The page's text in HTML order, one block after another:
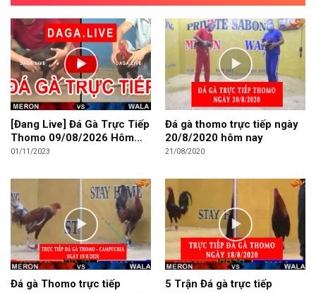
[Đang Live] Đá Gà Trực Tiếp
Thomo 09/08/2026 Hôm
Nay
01/11/2023
Đá gà thomo trực tiếp ngày
20/8/2020 hôm nay
21/08/2020
Đá gà Thomo trực tiếp
5 Trận Đá gà trực tiếp